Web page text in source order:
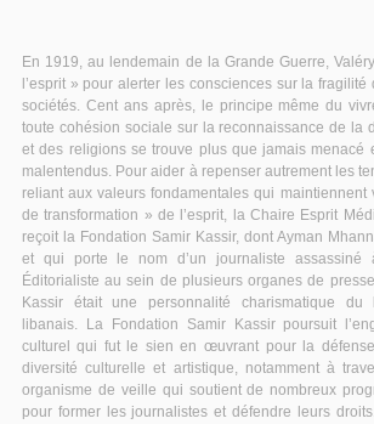
En 1919, au lendemain de la Grande Guerre,
l’esprit » pour alerter les consciences sur la
sociétés. Cent ans après, le principe même du
toute cohésion sociale sur la reconnaissance de la
et des religions se trouve plus que jamais menacé
malentendus. Pour aider à repenser autrement les
reliant aux valeurs fondamentales qui maintiennent
de transformation » de l’esprit, la Chaire Esprit
reçoit la Fondation Samir Kassir, dont Ayman
et qui porte le nom d’un journaliste assassiné
Éditorialiste au sein de plusieurs organes de
Kassir était une personnalité charismatique du
libanais. La Fondation Samir Kassir poursuit
culturel qui fut le sien en œuvrant pour la
diversité culturelle et artistique, notamment à
organisme de veille qui soutient de nombreux
pour former les journalistes et défendre leurs